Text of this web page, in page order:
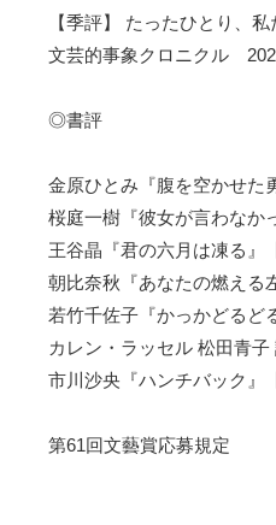
【季評】 たったひとり、
文芸的事象クロニクル
◎書評
金原ひとみ『腹を空かせた
桜庭一樹『彼女が言わなか
王谷晶『君の六月は凍る』
朝比奈秋『あなたの燃える
若竹千佐子『かっかどるど
カレン・ラッセル 松田青
市川沙央『ハンチバック』
第61回文藝賞応募規定